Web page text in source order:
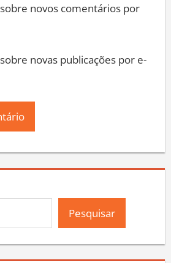
novos comentários por
novas publicações por e-
Pesquisar